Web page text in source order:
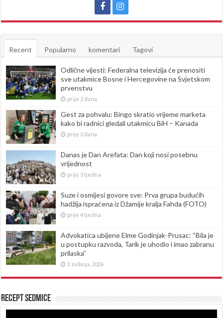
Recent Popularno komentari Tagovi
Odlične vijesti: Federalna televizija će prenositi
sve utakmice Bosne i Hercegovine na Svjetskom
prvenstvu
prije 2 dana
Gest za pohvalu: Bingo skratio vrijeme marketa
kako bi radnici gledali utakmicu BiH – Kanada
prije 2 dana
Danas je Dan Arefata: Dan koji nosi posebnu
vrijednost
prije 3 tjedna
Suze i osmijesi govore sve: Prva grupa budućih
hadžija ispraćena iz Džamije kralja Fahda (FOTO)
prije 4 tjedna
Advokatica ubijene Elme Godinjak-Prusac: “Bila je
u postupku razvoda, Tarik je uhodio i imao zabranu
prilaska”
1 svibnja, 2026
Recept sedmice